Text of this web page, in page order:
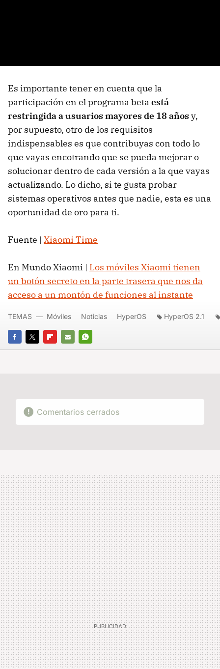
Es importante tener en cuenta que la
participación en el programa beta está
restringida a usuarios mayores de 18 añosy,
por supuesto, otro de los requisitos
indispensables es que contribuyas con todo lo
que vayas encotrando que se pueda mejorar o
solucionar dentro de cada versión a la que vayas
actualizando. Lo dicho, si te gusta probar
sistemas operativos antes que nadie, esta es una
oportunidad de oro para ti.
Fuente | Xiaomi Time
En Mundo Xiaomi | Los móviles Xiaomi tienen
un botón secreto en la parte trasera que nos da
acceso a un montón de funciones al instante
FACEBOOK
TWITTERFLIPBOARD
E-
WHATSAPP
TEMAS Móviles Noticias HyperOS HyperOS 2.1
Comentarios cerrados